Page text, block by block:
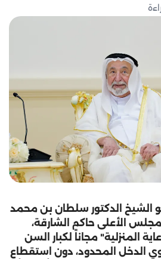
الدكتور سلطان بن محمد
الأعلى حاكم الشارقة،
المنزلية" مجاناً لكبار السن
الدخل المحدود، دون استقطاع